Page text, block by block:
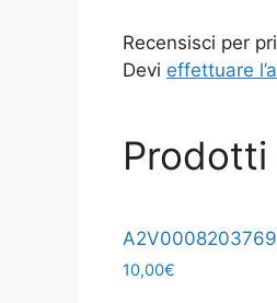
Recensisci per
Devi effettuare
10,00€